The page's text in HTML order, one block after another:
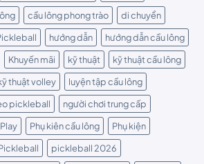
cầu lông phong trào
di chuyển
hướng dẫn
hướng dẫn cầu lông
Khuyến mãi kỹ thuật
kỹ thuật cầu lông
thuật volley
luyện tập cầu lông
pickleball
người chơi trung cấp
Phụ kiên cầu lông
Phụ kiện
pickleball 2026